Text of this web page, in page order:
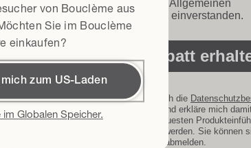
so geht's:
Ihres
Ihre Strähnen
von Bouclème aus
Sie im Bouclème
einkaufen?
zum US-Laden
im Globalen Speicher.
Ich erkläre mich mit den Allgemeinen
Geschäftsbedingungen* einverstanden.
15% Rabatt
Mit der Anmeldung akzeptiere ich die
Bedingungen und Konditionen
und erkläre mich
Bouclème per E-Mail über die neuesten
Veranstaltungen informiert zu werden. Sie können
abmelden.